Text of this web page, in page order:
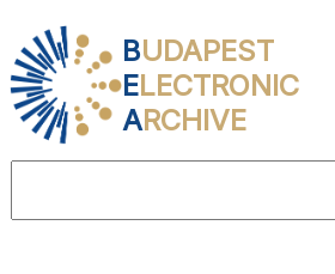
BUDAPEST
ELECTRONIC
ARCHIVE